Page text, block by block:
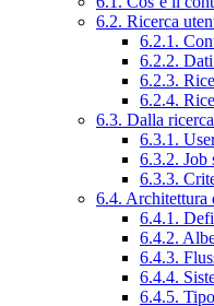
6.2. Ricerca
6.2.1.
6.2.2.
6.2.3.
6.2.4.
6.3. Dalla
6.3.1.
6.3.2. Job
6.3.3.
6.4. Architettura
6.4.1.
6.4.2.
6.4.3.
6.4.4.
6.4.5.